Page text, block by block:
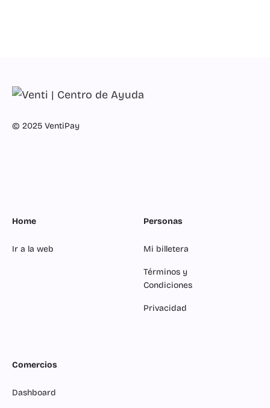
© 2025 VentiPay
Home
Ir a la web
Personas
Mi billetera
Términos y
Condiciones
Privacidad
Comercios
Dashboard